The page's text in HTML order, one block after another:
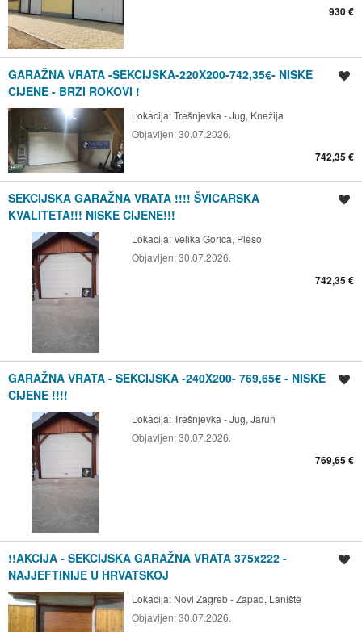
930 €
GARAŽNA VRATA -SEKCIJSKA-220X200-742,35€- NISKE
CIJENE - BRZI ROKOVI !
Lokacija:Trešnjevka - Jug, Knežija
Objavljen:30.07.2026.
742,35 €
SEKCIJSKA GARAŽNA VRATA !!!! ŠVICARSKA
KVALITETA!!! NISKE CIJENE!!!
Lokacija:Velika Gorica, Pleso
Objavljen:30.07.2026.
742,35 €
GARAŽNA VRATA - SEKCIJSKA -240X200- 769,65€ - NISKE
CIJENE !!!!
Lokacija:Trešnjevka - Jug, Jarun
Objavljen:30.07.2026.
769,65 €
!!AKCIJA - SEKCIJSKA GARAŽNA VRATA 375x222 -
NAJJEFTINIJE U HRVATSKOJ
Lokacija: Novi Zagreb - Zapad, Lanište
Objavljen:30.07.2026.